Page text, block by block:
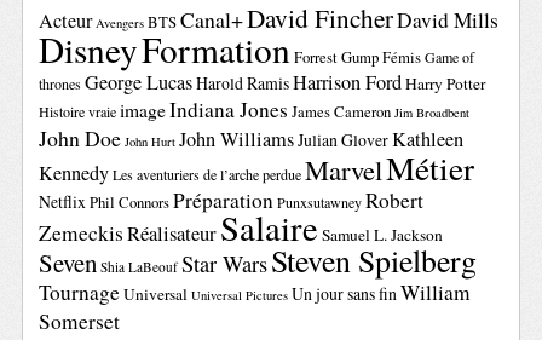
Acteur Avengers BTSCanal+David FincherDavid Mills
DisneyFormationForrest GumpFémis Game of
thrones George LucasHarold RamisHarrison FordHarry Potter
Histoire vraie imageIndiana Jones James Cameron Jim Broadbent
John Doe John Hurt John WilliamsJulian GloverKathleen
Kennedy Les aventuriers de l’arche perdue MarvelMétier
NetflixPhil ConnorsPréparation Punxsutawney Robert
ZemeckisRéalisateurSalaire Samuel L. Jackson
Seven Shia LaBeouf Star WarsSteven Spielberg
TournageUniversal Universal Pictures Un jour sans finWilliam
Somerset